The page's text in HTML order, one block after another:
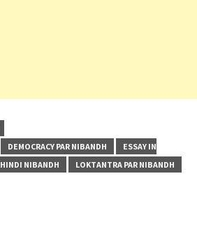
DEMOCRACY PAR NIBANDH
ESSAY IN
HINDI NIBANDH
LOKTANTRA PAR NIBANDH